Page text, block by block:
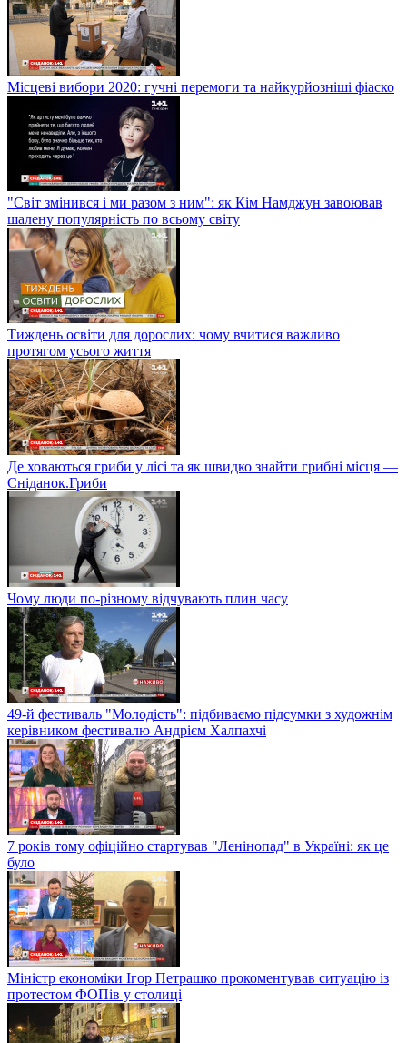
Місцеві вибори 2020: гучні перемоги та найкурйозніші фіаско
"Світ змінився і ми разом з ним": як Кім Намджун завоював
шалену популярність по всьому світу
Тиждень освіти для дорослих: чому вчитися важливо
протягом усього життя
Де ховаються гриби у лісі та як швидко знайти грибні місця —
Сніданок.Гриби
Чому люди по-різному відчувають плин часу
49-й фестиваль "Молодість": підбиваємо підсумки з художнім
керівником фестивалю Андрієм Халпахчі
7 років тому офіційно стартував "Ленінопад" в Україні: як це
було
Міністр економіки Ігор Петрашко прокоментував ситуацію із
протестом ФОПів у столиці